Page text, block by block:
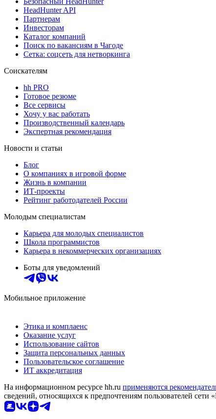
HeadHunter API
Партнерам
Инвесторам
Каталог компаний
Поиск по вакансиям в Чагоде
Сетка: соцсеть для нетворкинга
Соискателям
hh PRO
Готовое резюме
Все сервисы
Хочу у вас работать
Производственный календарь
Экспертная рекомендация
Новости и статьи
Блог
О компаниях в игровой форме
Жизнь в компании
ИТ-проекты
Рейтинг работодателей России
Молодым специалистам
Карьера для молодых специалистов
Школа программистов
Карьера в некоммерческих организациях
Боты для уведомлений
Мобильное приложение
Этика и комплаенс
Оказание услуг
Использование сайтов
Защита персональных данных
Пользовательское соглашение
ИТ аккредитация
На информационном ресурсе hh.ru применяются
сведений, относящихся к предпочтениям пользователей